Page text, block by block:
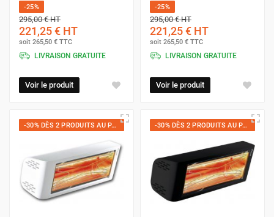
-25%
295,00 €HT
221,25 € HT
soit 265,50 € TTC
LIVRAISON GRATUITE
Voir le produit
-25%
295,00 €HT
221,25 € HT
soit 265,50 € TTC
LIVRAISON GRATUITE
Voir le produit
-30% DÈS 2 PRODUITS AU PANIER -30% DÈS 2 PRODUITS AU PANIER